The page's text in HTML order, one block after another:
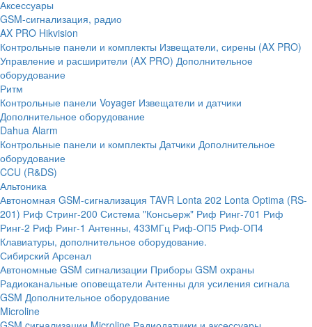
Аксессуары
GSM-сигнализация, радио
AX PRO Hikvision
Контрольные панели и комплекты Извещатели, сирены (AX PRO)
Управление и расширители (AX PRO) Дополнительное
оборудование
Ритм
Контрольные панели Voyager Извещатели и датчики
Дополнительное оборудование
Dahua Alarm
Контрольные панели и комплекты Датчики Дополнительное
оборудование
CCU (R&DS)
Альтоника
Автономная GSM-сигнализация TAVR Lonta 202 Lonta Optima (RS-
201) Риф Стринг-200 Система "Консьерж" Риф Ринг-701 Риф
Ринг-2 Риф Ринг-1 Антенны, 433МГц Риф-ОП5 Риф-ОП4
Клавиатуры, дополнительное оборудование.
Сибирский Арсенал
Автономные GSM сигнализации Приборы GSM охраны
Радиоканальные оповещатели Антенны для усиления сигнала
GSM Дополнительное оборудование
Microline